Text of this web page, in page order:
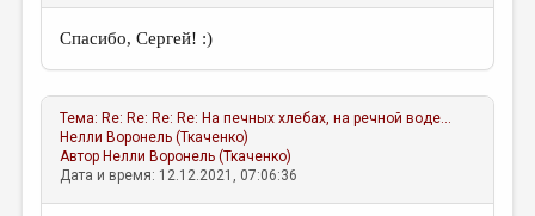
РЕЦЕНЗИРОВАНИЕ
ЦИКЛЫ ПУБЛИКАЦИЙ
ТРЕДИАКОВСКИЙ
МЕДИА
Спасибо, Сергей! :)
Тема: Re: Re: Re: Re: На печных хлебах, на речной воде...
Нелли Воронель (Ткаченко)
Автор Нелли Воронель (Ткаченко)
Дата и время: 12.12.2021, 07:06:36